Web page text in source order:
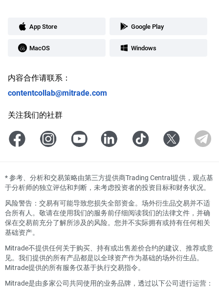
App Store Google Play
MacOS Windows
内容合作请联系：
contentcollab@mitrade.com
关注我们的社群
*参考、分析和交易策略由第三方提供商Trading Central提供，观点基
于分析师的独立评估和判断，未考虑投资者的投资目标和财务状况。
风险警告：交易有可能导致您损失全部资金。场外衍生品交易并不适
合所有人。敬请在使用我们的服务前仔细阅读我们的法律文件，并确
保在交易前充分了解所涉及的风险。您并不实际拥有或持有任何相关
基础资产。
Mitrade不提供任何关于购买、持有或出售差价合约的建议、推荐或意
见。我们提供的所有产品都是以全球资产作为基础的场外衍生品。
Mitrade提供的所有服务仅基于执行交易指令。
Mitrade是由多家公司共同使用的业务品牌，透过以下公司进行运营：